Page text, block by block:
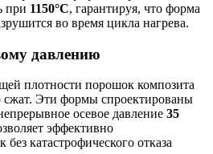
при 1150°C, гарантируя, что форма
во время цикла нагрева.
давлению
плотности порошок композита
сжат. Эти формы спроектированы
осевое давление 35
эффективно
катастрофического отказа